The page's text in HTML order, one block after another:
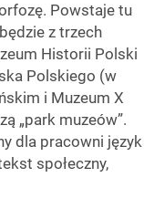
Powstaje tu
z trzech
Historii Polski
Polskiego (w
i Muzeum X
„park muzeów”.
dla pracowni język
społeczny,